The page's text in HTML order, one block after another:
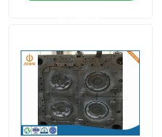
numérique par
numérique par